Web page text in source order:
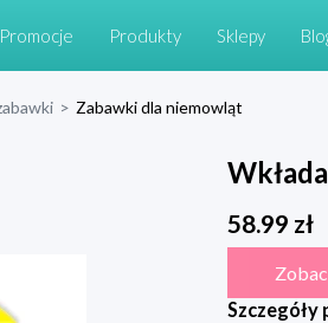
Promocje Produkty Sklepy
> Zabawki dla niemowląt
58.99 zł